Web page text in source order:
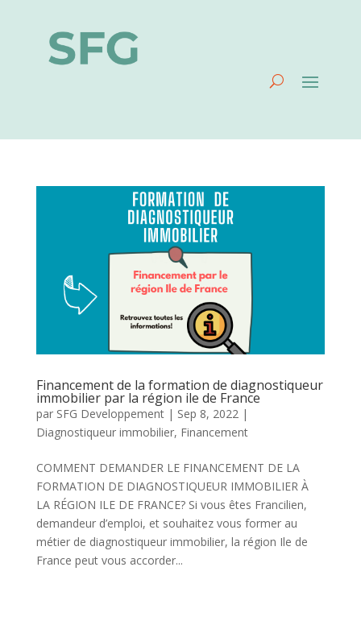
Financement de la formation de diagnostiqueur
immobilier par la région ile de France
par SFG Developpement| Sep 8, 2022 |
Diagnostiqueur immobilier, Financement
COMMENT DEMANDER LE FINANCEMENT DE LA
FORMATION DE DIAGNOSTIQUEUR IMMOBILIER À
LA RÉGION ILE DE FRANCE? Si vous êtes Francilien,
demandeur d’emploi, et souhaitez vous former au
métier de diagnostiqueur immobilier, la région Ile de
France peut vous accorder...